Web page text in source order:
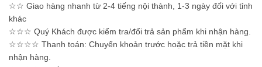
☆☆ Giao hàng nhanh từ 2-4 tiếng nội thành, 1-3 ngày đối với tỉnh
khác
☆☆☆ Quý Khách được kiểm tra/đổi trả sản phẩm khi nhận hàng.
☆☆☆☆ Thanh toán: Chuyển khoản trước hoặc trả tiền mặt khi
nhận hàng.